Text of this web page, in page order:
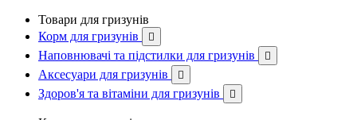
Товари для гризунів
Корм для гризунів

Наповнювачі та підстилки для гризунів 
Аксесуари для гризунів 
Здоров'я та вітаміни для гризунів 